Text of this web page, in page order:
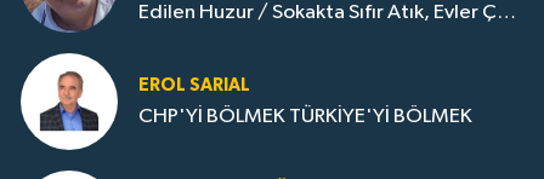
Edilen Huzur / Sokakta Sıfır Atık, Evler Çöp
EROL SARIAL
CHP'Yİ BÖLMEK TÜRKİYE'Yİ BÖLMEK